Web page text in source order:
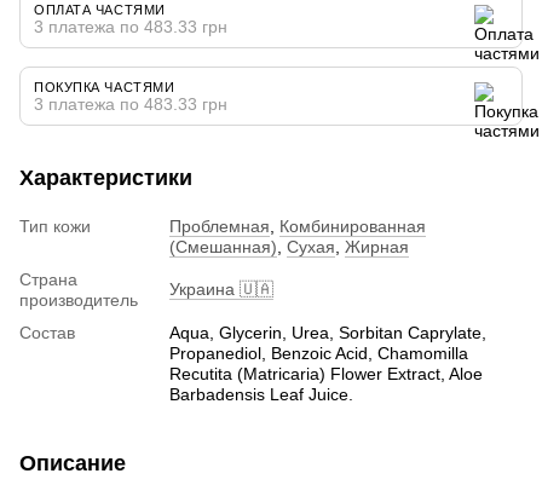
ОПЛАТА ЧАСТЯМИ
3 платежа по 483.33 грн
ПОКУПКА ЧАСТЯМИ
3 платежа по 483.33 грн
Характеристики
Тип кожи Проблемная
Комбинированная
(Смешанная) Сухая Жирная
Страна
производитель
Украина 🇺🇦
Состав
Aqua, Glycerin, Urea, Sorbitan Caprylate,
Propanediol, Benzoic Acid, Chamomilla
Recutita (Matricaria) Flower Extract, Aloe
Barbadensis Leaf Juice.
Описание